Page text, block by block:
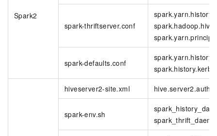
Spark2
spark-thriftserver.conf
spark-defaults.conf
hiveserver2-site.xml
spark-env.sh